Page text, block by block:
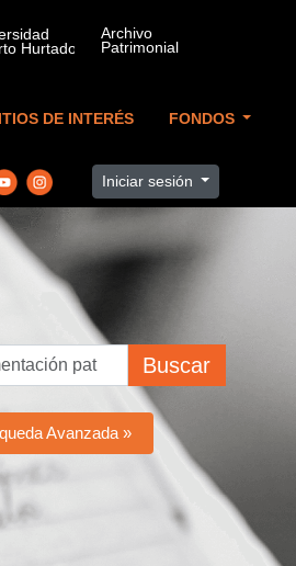
DE INTERÉS FONDOS
Iniciar sesión
Buscar
Avanzada »